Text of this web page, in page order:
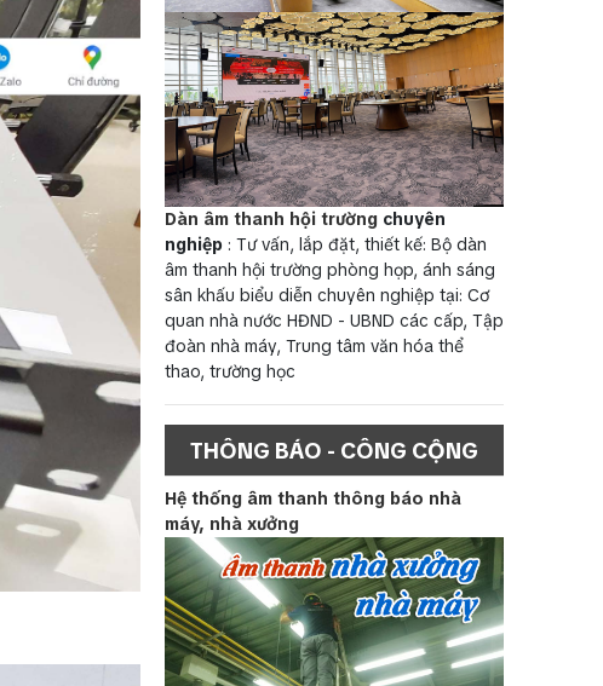
Dàn âm thanh hội trường chuyên
nghiệp : Tư vấn, lắp đặt, thiết kế: Bộ dàn
âm thanh hội trường phòng họp, ánh sáng
sân khấu biểu diễn chuyên nghiệp tại: Cơ
quan nhà nước HĐND - UBND các cấp, Tập
đoàn nhà máy, Trung tâm văn hóa thể
thao, trường học
THÔNG BÁO - CÔNG CỘNG
Hệ thống âm thanh thông báo nhà
máy, nhà xưởng